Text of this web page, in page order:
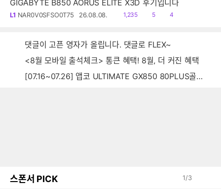
GIGABYTE B850 AORUS ELITE X3D 후기입니다
L1 NAR0V0SFSO0T75 26.08.08.
읽
1,235
공
5
댓
4
댓글이 고픈 영자가 올립니다. 댓글로 FLEX~
<8월 모바일 출석체크> 통큰 혜택! 8월, 더 커진 혜택
[07.16~07.26] 앱코 ULTIMATE GX850 80PLUS골드 풀모듈러 ATX3.0 블랙
스폰서 PICK 1/3